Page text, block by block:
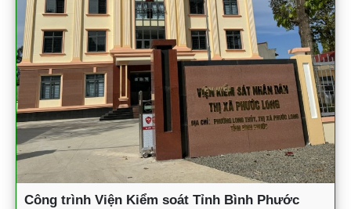
Công trình Viện Kiểm soát Tỉnh Bình Phước